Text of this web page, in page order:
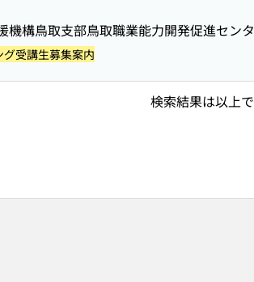
構鳥取支部鳥取職業能力開発促進セン
受講生募集案内
検索結果は以上で